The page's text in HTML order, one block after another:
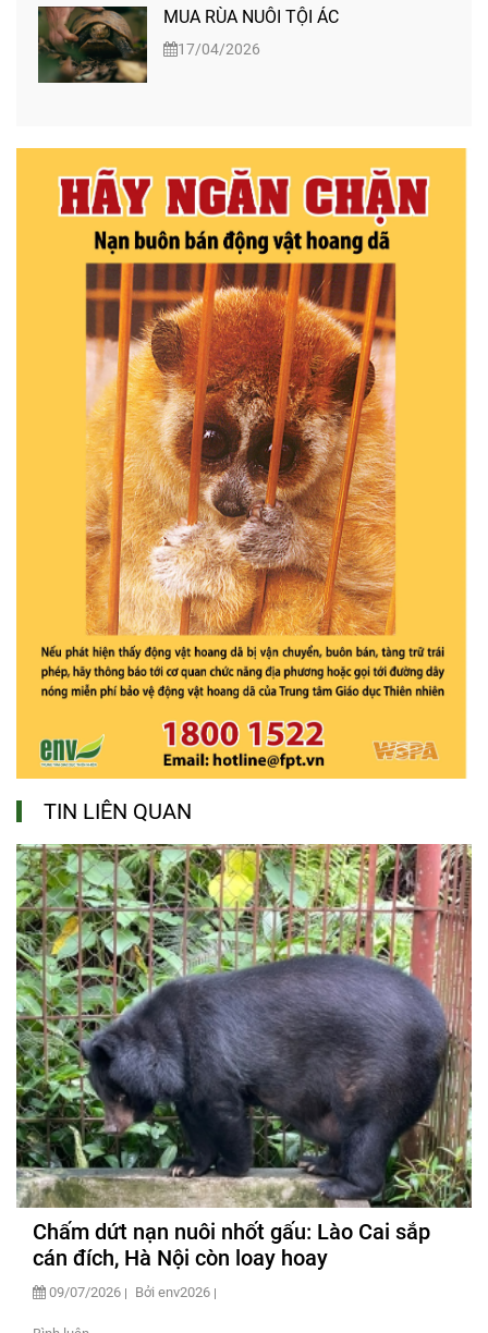
MUA RÙA NUÔI TỘI ÁC
17/04/2026
TIN LIÊN QUAN
Chấm dứt nạn nuôi nhốt gấu: Lào Cai sắp
cán đích, Hà Nội còn loay hoay
09/07/2026 Bởi env2026